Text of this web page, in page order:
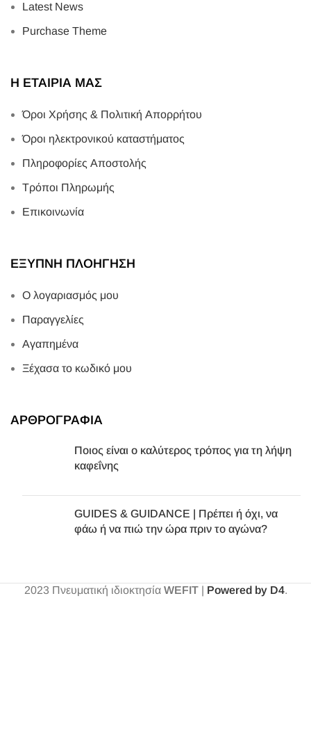
Latest News
Purchase Theme
Η ΕΤΑΙΡΙΑ ΜΑΣ
Όροι Χρήσης & Πολιτική Απορρήτου
Όροι ηλεκτρονικού καταστήματος
Πληροφορίες Αποστολής
Τρόποι Πληρωμής
Επικοινωνία
ΕΞΥΠΝΗ ΠΛΟΗΓΗΣΗ
Ο λογαριασμός μου
Παραγγελίες
Αγαπημένα
Ξέχασα το κωδικό μου
ΑΡΘΡΟΓΡΑΦΙΑ
Ποιος είναι ο καλύτερος τρόπος για τη λήψη
καφεΐνης
GUIDES & GUIDANCE | Πρέπει ή όχι, να
φάω ή να πιώ την ώρα πριν το αγώνα?
2023 Πνευματική ιδιοκτησία WEFIT| Powered by D4.